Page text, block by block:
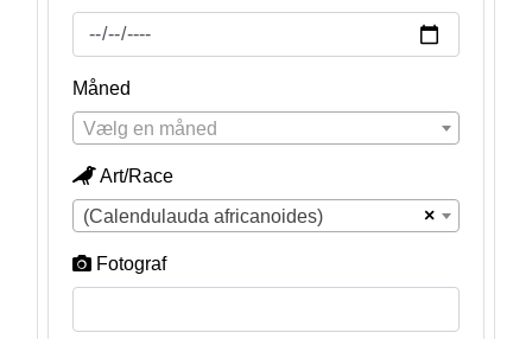
Måned
Vælg en måned
Art/Race
×
(Calendulauda africanoides)
Fotograf